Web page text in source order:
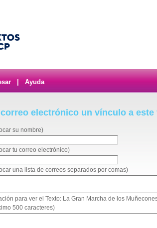
Ayuda
electrónico un vínculo a este
su nombre)
tu correo electrónico)
una lista de correos separados por comas)
para ver el Texto: La Gran Marcha de los
500 caracteres)